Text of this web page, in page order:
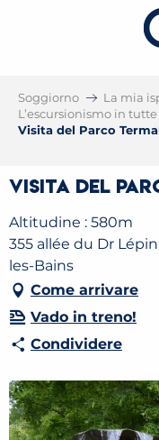
Soggiorno
La mia
L’escursionismo in
Visita del Parco
Visita del
Altitudine : 580m
355 allée du Dr
les-Bains
Come arrivare
Vado in treno!
Condividere